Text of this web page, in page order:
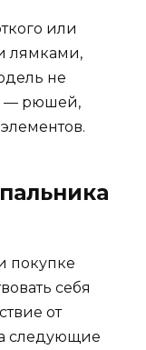
или
лямками,
не
— рюшей,
покупке
себя
от
следующие